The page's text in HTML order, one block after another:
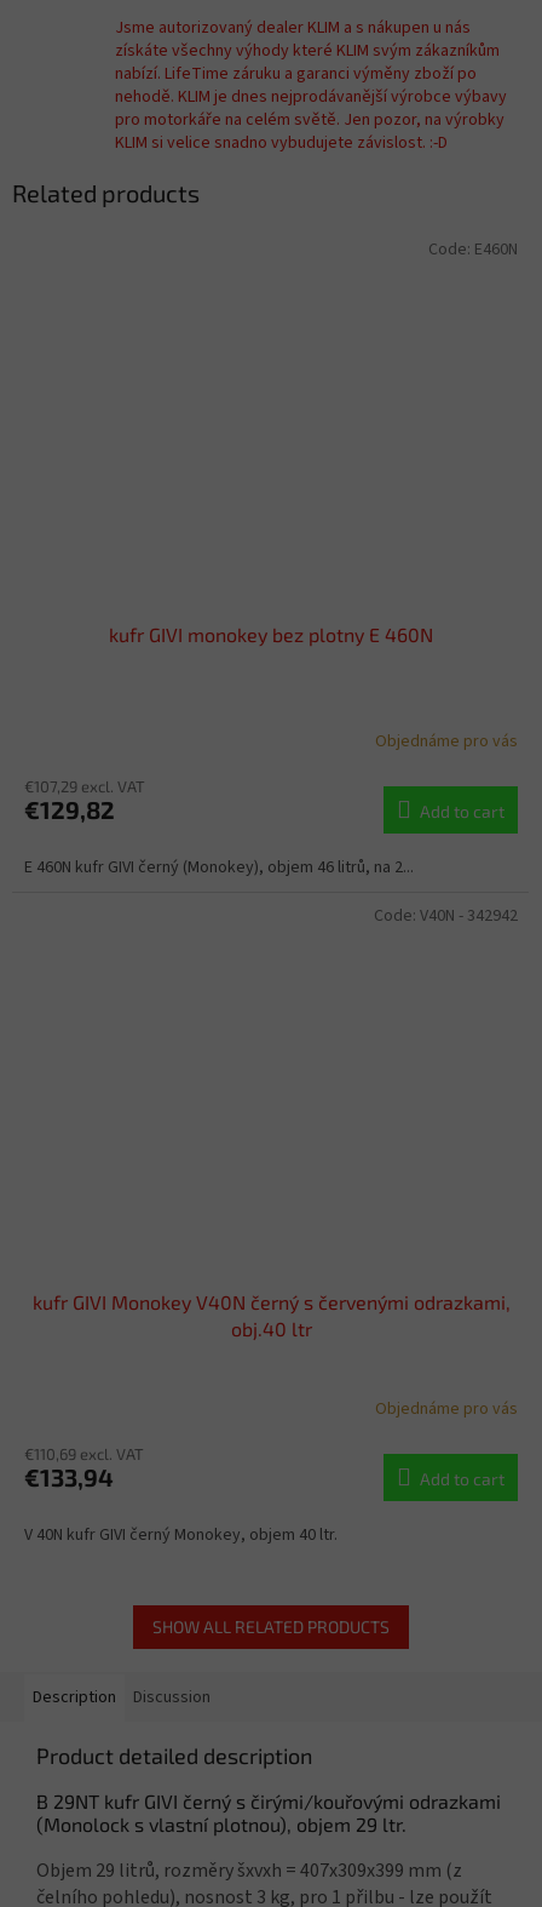
Jsme autorizovaný dealer KLIM a s nákupen u nás
získáte všechny výhody které KLIM svým zákazníkům
nabízí. LifeTime záruku a garanci výměny zboží po
nehodě. KLIM je dnes nejprodávanější výrobce výbavy
pro motorkáře na celém světě. Jen pozor, na výrobky
KLIM si velice snadno vybudujete závislost. :-D
Related products
kufr GIVI monokey bez plotny E 460N
Objednáme pro vás
€107,29 excl. VAT
€129,82 Add to cart
E 460N kufr GIVI černý (Monokey), objem 46 litrů, na 2...
Code: E460N
kufr GIVI Monokey V40N černý s červenými odrazkami,
obj.40 ltr
Objednáme pro vás
€110,69 excl. VAT
€133,94 Add to cart
V 40N kufr GIVI černý Monokey, objem 40 ltr.
Code: V40N - 342942
SHOW ALL RELATED PRODUCTS
Description Discussion
Product detailed description
B 29NT kufr GIVI černý s čirými/kouřovými odrazkami
(Monolock s vlastní plotnou), objem 29 ltr.
Objem 29 litrů, rozměry šxvxh = 407x309x399 mm (z
čelního pohledu), nosnost 3 kg, pro 1 přilbu - lze použít